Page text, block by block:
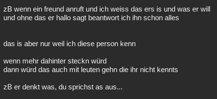
zB wenn ein freund anruft und ich weiss das ers is und was er will
und ohne das er hallo sagt beantwort ich ihn schon alles
das is aber nur weil ich diese person kenn
wenn mehr dahinter steckn würd
dann würd das auch mit leuten gehn die ihr nicht kennts
zB er denkt was, du sprichst as aus...